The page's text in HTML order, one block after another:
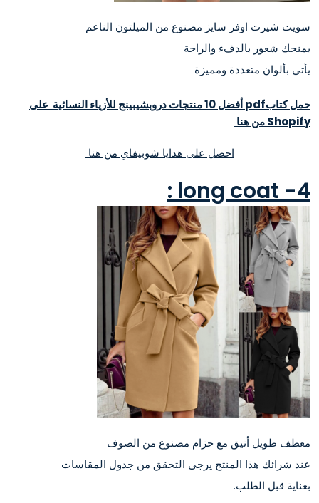
سويت شيرت اوفر سايز مصنوع من الميلتون الناعم
يمنحك شعور بالدفء والراحة
يأتي بألوان متعددة ومميزة
حمل كتابpdf أفضل 10 منتجات دروبشيبينج للأزياء النسائية على
Shopify من هنا
احصل على هدايا شوبيفاي من هنا
4- long coat :
معطف طويل أنيق مع حزام مصنوع من الصوف
عند شرائك هذا المنتج يرجى التحقق من جدول المقاسات
بعناية قبل الطلب.